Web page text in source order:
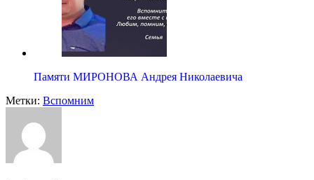
Памяти МИРОНОВА Андрея Николаевича
Метки: Вспомним